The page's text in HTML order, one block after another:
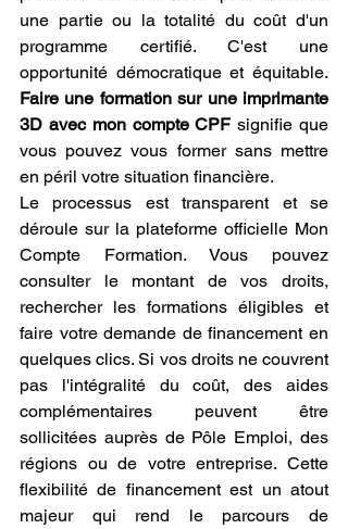
une partie ou la totalité du coût d'un
programme certifié. C'est une
Faire une formation sur une imprimante
3D avec mon compte CPF signifie que
vous pouvez vous former sans mettre
en péril votre situation financière.
Le processus est transparent et se
déroule sur la plateforme officielle Mon
Compte Formation. Vous pouvez
consulter le montant de vos droits,
rechercher les formations éligibles et
faire votre demande de financement en
quelques clics. Si vos droits ne couvrent
pas l'intégralité du coût, des aides
complémentaires peuvent être
sollicitées auprès de Pôle Emploi, des
régions ou de votre entreprise. Cette
flexibilité de financement est un atout
majeur qui rend le parcours de